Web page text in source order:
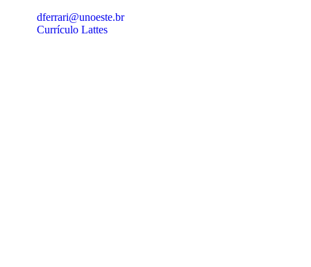
dferrari@unoeste.br
Currículo Lattes